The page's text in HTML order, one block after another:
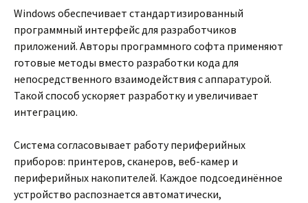
Windows обеспечивает стандартизированный
программный интерфейс для разработчиков
приложений. Авторы программного софта применяют
готовые методы вместо разработки кода для
непосредственного взаимодействия с аппаратурой.
Такой способ ускоряет разработку и увеличивает
интеграцию.
Система согласовывает работу периферийных
приборов: принтеров, сканеров, веб-камер и
периферийных накопителей. Каждое подсоединённое
устройство распознается автоматически,